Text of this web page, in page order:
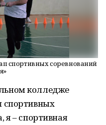
спортивных соревнований
колледже
спортивных
я – спортивная